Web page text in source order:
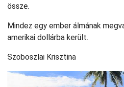
össze.
Mindez egy ember álmának
amerikai dollárba került.
Szoboszlai Krisztina